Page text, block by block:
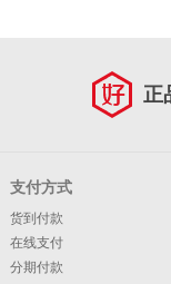
正
支付方式
货到付款
在线支付
分期付款